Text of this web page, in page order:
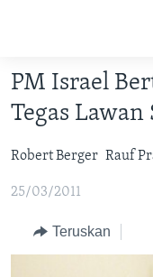
Akses
Lanjut
ke
Konten
Lanjut
Navigasi
Utama
DUNIA
VIDEO
POLYGRAPH
DAFTAR PROGRAM
PM Israel
Tegas
Robert Berger Rauf
25/03/2011
Teruskan